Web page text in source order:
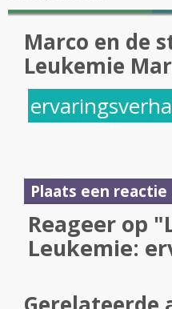
Marco en de
Leukemie
Plaats een reactie
Reageer op
Leukemie: